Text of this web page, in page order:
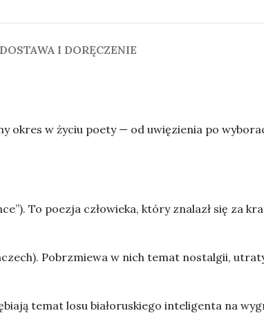
DOSTAWA I DORĘCZENIE
okres w życiu poety — od uwięzienia po
To poezja człowieka, który znalazł się za
Pobrzmiewa w nich temat nostalgii,
temat losu białoruskiego inteligenta na